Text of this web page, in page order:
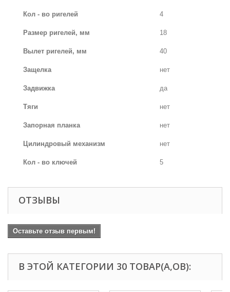
Кол - во ригелей 4
Размер ригелей, мм 18
Вылет ригелей, мм 40
Защелка нет
Задвижка да
Тяги нет
Запорная планка нет
Цилиндровый механизм нет
Кол - во ключей 5
ОТЗЫВЫ
Оставьте отзыв первым!
В ЭТОЙ КАТЕГОРИИ 30 ТОВАР(А,ОВ):